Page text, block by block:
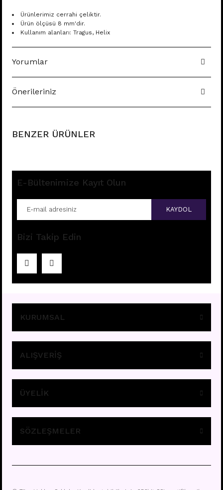
Ürünlerimiz cerrahi çeliktir.
Ürün ölçüsü 8 mm'dir.
Kullanım alanları: Tragus, Helix
Yorumlar
Önerileriniz
BENZER ÜRÜNLER
Fiyatları görebilmek içinüye girişi yapınız.
E-Bültenimize Kayıt Olun
KAYDOL
Bizi Takip Edin
KURUMSAL
ALIŞVERİŞ
ÜYELİK
SÖZLEŞMELER